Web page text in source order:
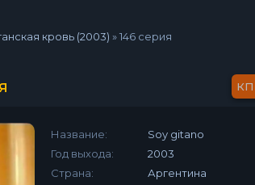
кровь (2003) »146 серия
Название:
Soy gitano
Год выхода:
2003
Страна:
Аргентина